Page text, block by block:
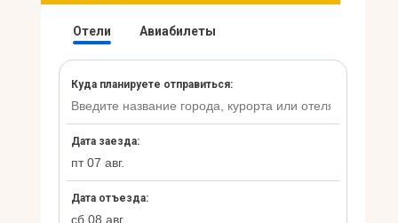
Инфо
Блог
Контакты